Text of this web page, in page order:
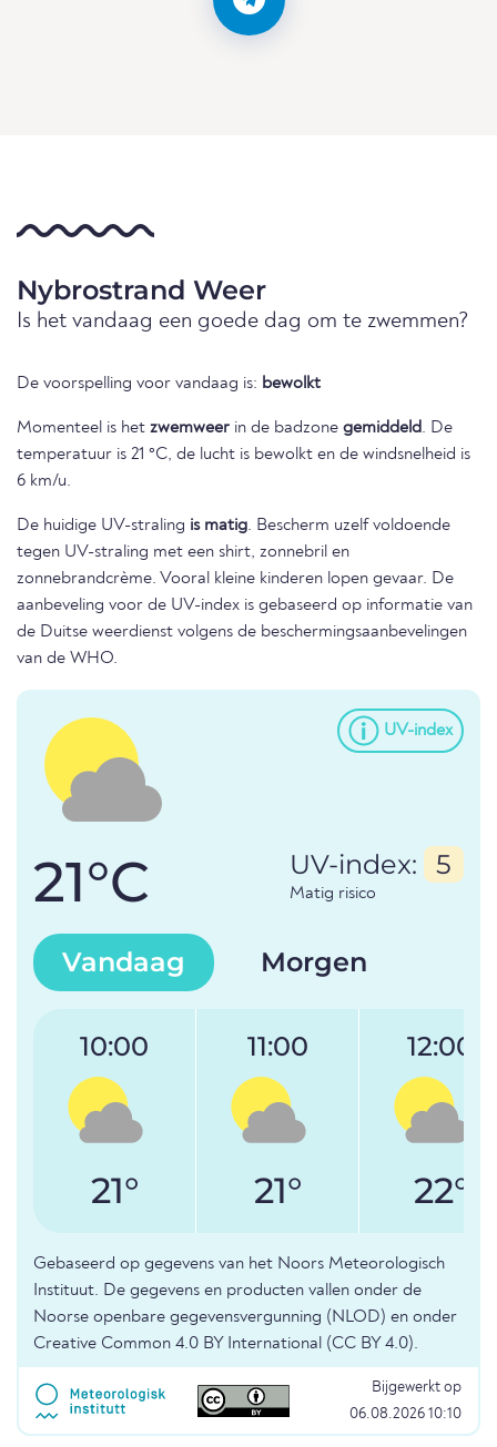
Nybrostrand Weer
Is het vandaag een goede dag om te zwemmen?
De voorspelling voor vandaag is: bewolkt
Momenteel is het zwemweer in de badzone gemiddeld. De
temperatuur is 21 °C, de lucht is bewolkt en de windsnelheid is
6 km/u.
De huidige UV-straling is matig. Bescherm uzelf voldoende
tegen UV-straling met een shirt, zonnebril en
zonnebrandcrème. Vooral kleine kinderen lopen gevaar. De
aanbeveling voor de UV-index is gebaseerd op informatie van
de Duitse weerdienst volgens de beschermingsaanbevelingen
van de WHO.
UV-index
21°C UV-index: 5
Matig risico
Vandaag Morgen
10:00
21°
11:00
21°
12:00
22°
Gebaseerd op gegevens van het Noors Meteorologisch
Instituut. De gegevens en producten vallen onder de
Noorse openbare gegevensvergunning (NLOD) en onder
Creative Common 4.0 BY International (CC BY 4.0).
Bijgewerkt op
06.08.2026 10:10